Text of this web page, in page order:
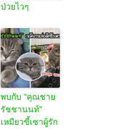
ป่วยไวๆ
พบกับ “คุณชาย
รัชชานนท์”
เหมียวขี้เซาผู้รัก